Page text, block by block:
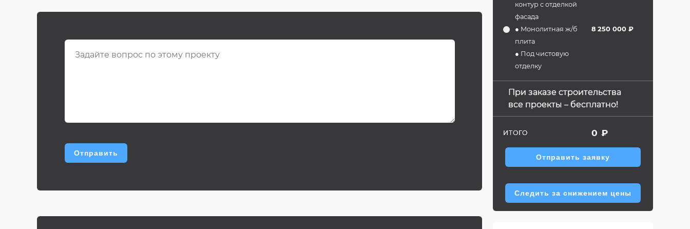
контур с отделкой
фасада
● Монолитная ж/б
плита
● Под чистовую
отделку
8 250 000 ₽
При заказе строительства
все проекты – бесплатно!
ИТОГО 0 ₽
Отправить заявку
Следить за снижением цены